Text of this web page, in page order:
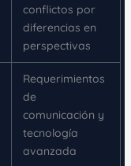
conflictos por
diferencias en
perspectivas
Requerimientos
de
comunicación y
tecnología
avanzada